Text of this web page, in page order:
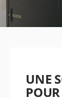
UNE